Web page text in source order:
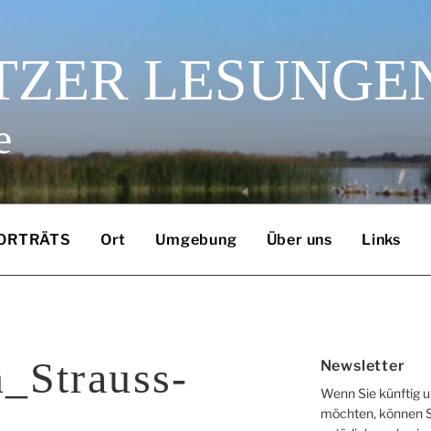
Ort Umgebung Über uns Links
Newsletter
Wenn Sie künftig
möchten, können